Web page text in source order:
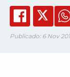
Publicado: 6 Nov